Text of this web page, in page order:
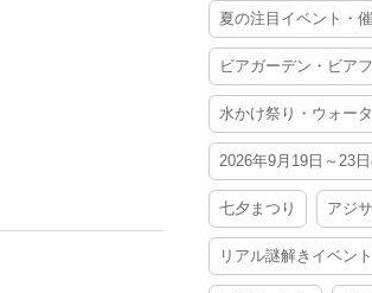
夏の注目イベント・
ビアガーデン・ビア
水かけ祭り・ウォー
2026年9月19日～23
七夕まつり アジ
リアル謎解きイベント